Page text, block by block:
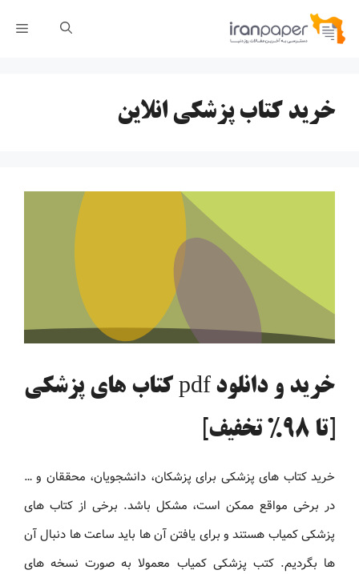
پرش
خرید کتاب پزشکی انلاین
خرید و دانلود pdf کتاب های پزشکی
[تا 98% تخفیف]
خرید کتاب های پزشکی برای پزشکان، دانشجویان، محققان و …
در برخی مواقع ممکن است، مشکل باشد. برخی از کتاب های
پزشکی کمیاب هستند و برای یافتن آن ها باید ساعت ها دنبال آن
ها بگردیم. کتب پزشکی کمیاب معمولا به صورت نسخه های